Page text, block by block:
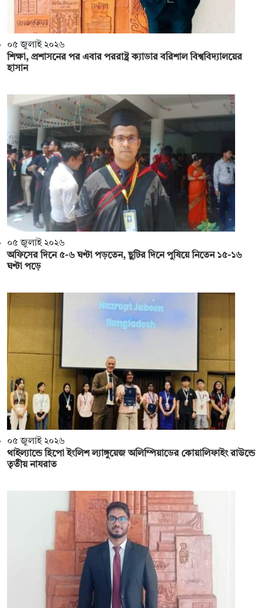
০৫ জুলাই ২০২৬
শিক্ষা, প্রশাসনের পর এবার পররাষ্ট্র ক্যাডার বরিশাল বিশ্ববিদ্যালয়ের
হাসান
০৫ জুলাই ২০২৬
অফিসের দিনে ৫-৬ ঘণ্টা পড়তেন, ছুটির দিনে পুষিয়ে নিতেন ১৫-১৬
ঘণ্টা পড়ে
০৫ জুলাই ২০২৬
থাইল্যান্ডে হিপো ইংলিশ ল্যাঙ্গুয়েজ অলিম্পিয়াডের কোয়ালিফাইং রাউন্ডে
তৃতীয় নাযরাত